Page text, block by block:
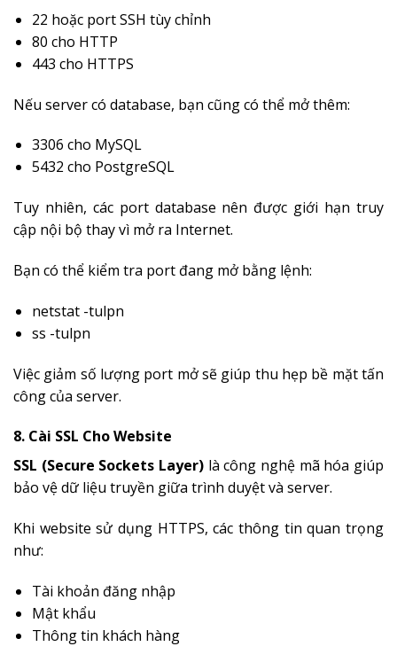
22 hoặc port SSH tùy chỉnh
80 cho HTTP
443 cho HTTPS
Nếu server có database, bạn cũng có thể mở thêm:
3306 cho MySQL
5432 cho PostgreSQL
Tuy nhiên, các port database nên được giới hạn truy
cập nội bộ thay vì mở ra Internet.
Bạn có thể kiểm tra port đang mở bằng lệnh:
netstat -tulpn
ss -tulpn
Việc giảm số lượng port mở sẽ giúp thu hẹp bề mặt tấn
công của server.
8. Cài SSL Cho Website
SSL (Secure Sockets Layer) là công nghệ mã hóa giúp
bảo vệ dữ liệu truyền giữa trình duyệt và server.
Khi website sử dụng HTTPS, các thông tin quan trọng
như:
Tài khoản đăng nhập
Mật khẩu
Thông tin khách hàng